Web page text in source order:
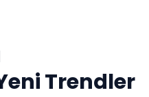
Trendler